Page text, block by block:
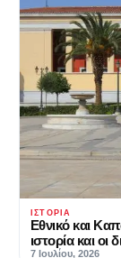
ΙΣΤΟΡΊΑ
Εθνικό και
ιστορία και οι
7 Ιουλίου, 2026